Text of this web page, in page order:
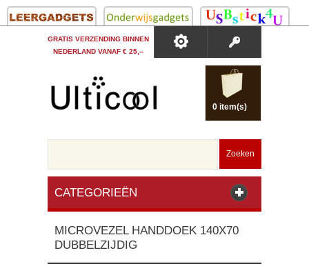
GRATIS VERZENDING BINNEN
NEDERLAND VANAF € 25,--
0 item(s)
Zoeken
CATEGORIEËN
MICROVEZEL HANDDOEK 140X70
DUBBELZIJDIG